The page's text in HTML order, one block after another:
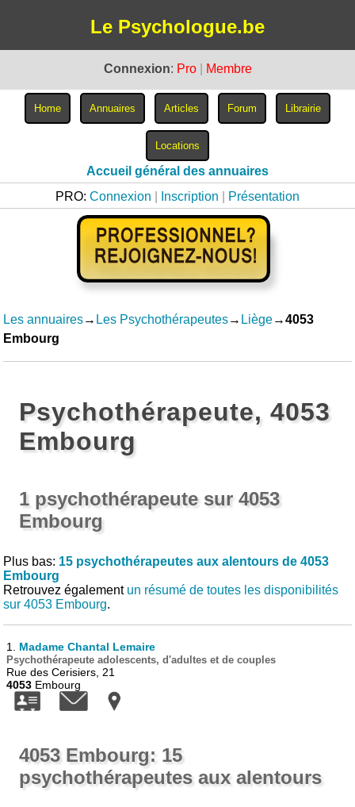
Le Psychologue.be
Connexion: Pro Membre
Accueil général des annuaires
PRO: Connexion Inscription Présentation
Les annuaires→ Les Psychothérapeutes→ Liège→4053
Embourg
Psychothérapeute, 4053
Embourg
1 psychothérapeute sur 4053
Embourg
Plus bas: 15 psychothérapeutes aux alentours de 4053
Embourg
Retrouvez également un résumé de toutes les disponibilités
sur 4053 Embourg.
1. Madame Chantal Lemaire
Psychothérapeute adolescents, d'adultes et de couples
Rue des Cerisiers, 21
4053 Embourg
4053 Embourg: 15
psychothérapeutes aux alentours